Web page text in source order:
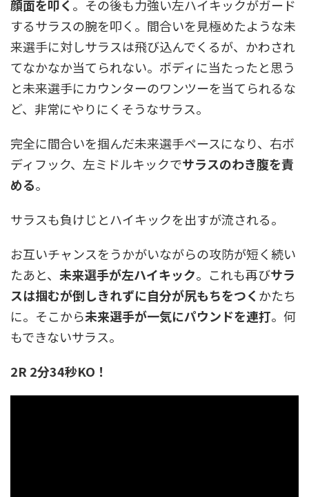
顔面を叩く 。その後も力強い左ハイキックがガード
するサラスの腕を叩く。間合いを見極めたような未
来選手に対しサラスは飛び込んでくるが、かわされ
てなかなか当てられない。ボディに当たったと思う
と未来選手にカウンターのワンツーを当てられるな
ど、非常にやりにくそうなサラス。
完全に間合いを掴んだ未来選手ペースになり、右ボ
ディフック、左ミドルキックでサラスのわき腹を責
める。
サラスも負けじとハイキックを出すが流される。
お互いチャンスをうかがいながらの攻防が短く続い
たあと、 未来選手が左ハイキック。これも再びサラ
スは掴むが倒しきれずに自分が尻もちをつく かたち
に。そこから未来選手が一気にパウンドを連打。何
もできないサラス。
2R 2分34秒KO！